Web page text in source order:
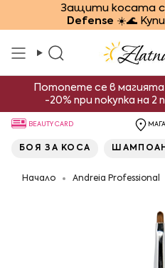
Потопете се в магията
-20% при покупка на
Защити косата
Defense ☀️🌊
Търсене
BEAUTY CARD
БОЯ ЗА КОСА
Начало Andreia Professional